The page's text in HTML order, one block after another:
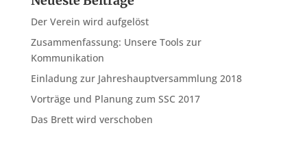
Der Verein wird aufgelöst
Zusammenfassung: Unsere Tools zur
Kommunikation
Einladung zur Jahreshauptversammlung 2018
Vorträge und Planung zum SSC 2017
Das Brett wird verschoben